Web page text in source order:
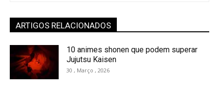
ARTIGOS RELACIONADOS
10 animes shonen que podem superar
Jujutsu Kaisen
30 , Março , 2026